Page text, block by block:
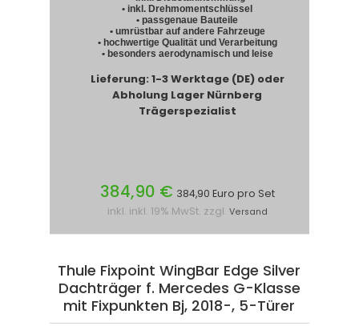
• inkl. Drehmomentschlüssel
• passgenaue Bauteile
• umrüstbar auf andere Fahrzeuge
• hochwertige Qualität und Verarbeitung
• besonders aerodynamisch und leise
Lieferung: 1-3 Werktage (DE) oder
Abholung Lager Nürnberg
Trägerspezialist
384,90 € 384,90 Euro pro Set
inkl. inkl. 19% MwSt. zzgl. Versand
Thule Fixpoint WingBar Edge Silver
Dachträger f. Mercedes G-Klasse
mit Fixpunkten Bj, 2018-, 5-Türer